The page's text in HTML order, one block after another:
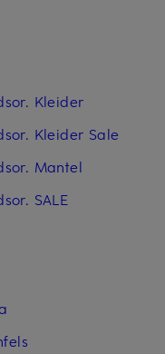
Kleider
Kleider Sale
Mantel
SALE